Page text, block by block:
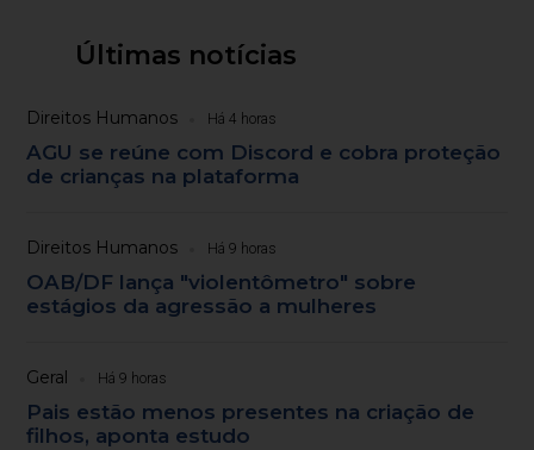
Últimas notícias
Direitos Humanos Há 4 horas
AGU se reúne com Discord e cobra proteção
de crianças na plataforma
Direitos Humanos Há 9 horas
OAB/DF lança "violentômetro" sobre
estágios da agressão a mulheres
Geral Há 9 horas
Pais estão menos presentes na criação de
filhos, aponta estudo